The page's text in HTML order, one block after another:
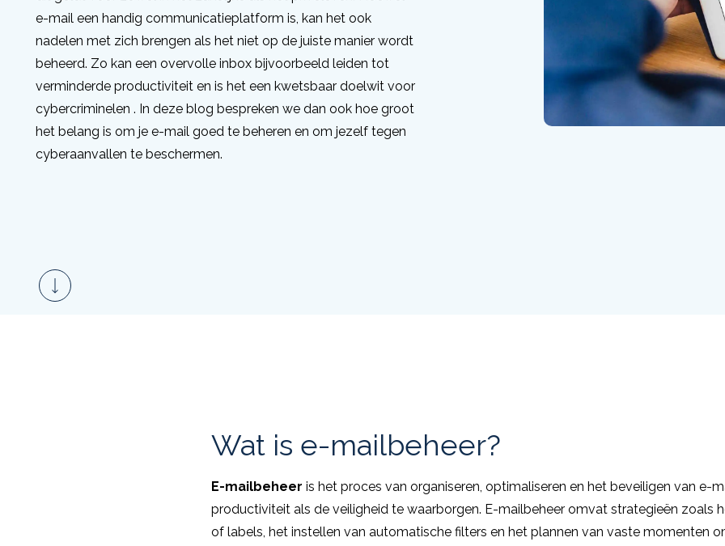
e-mail een handig communicatieplatform is, kan het ook
nadelen met zich brengen als het niet op de juiste manier wordt
beheerd. Zo kan een overvolle inbox bijvoorbeeld leiden tot
verminderde productiviteit en is het een kwetsbaar doelwit voor
cybercriminelen . In deze blog bespreken we dan ook hoe groot
het belang is om je e-mail goed te beheren en om jezelf tegen
cyberaanvallen te beschermen.
Wat is e-mailbeheer?
E-mailbeheer is het proces van organiseren, optimaliseren en het beveiligen van e-
productiviteit als de veiligheid te waarborgen. E-mailbeheer omvat strategieën zoals
of labels, het instellen van automatische filters en het plannen van vaste momenten